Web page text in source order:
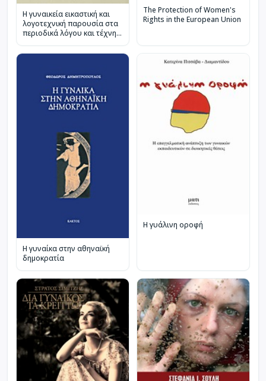
Η γυναικεία εικαστική και
λογοτεχνική παρουσία στα
περιοδικά λόγου και τέχνης
The Protection of Women's
Rights in the European Union
Η γυναίκα στην αθηναϊκή
δημοκρατία
Η γυάλινη οροφή